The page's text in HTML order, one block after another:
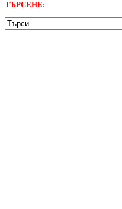
ТЪРСЕНЕ: